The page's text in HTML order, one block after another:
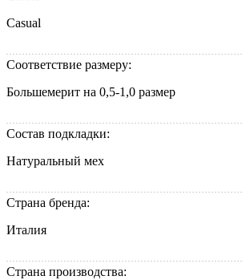
Casual
Соответствие размеру:
Большемерит на 0,5-1,0 размер
Состав подкладки:
Натуральный мех
Страна бренда:
Италия
Страна производства: